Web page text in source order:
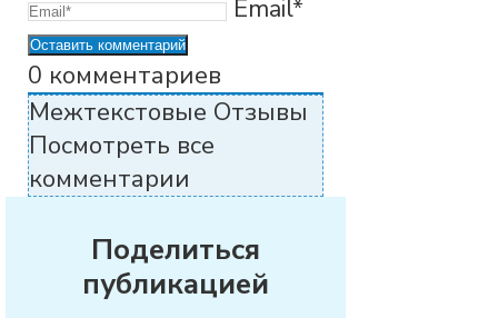
Email*
0 комментариев
Межтекстовые Отзывы
Посмотреть все
комментарии
Поделиться
публикацией